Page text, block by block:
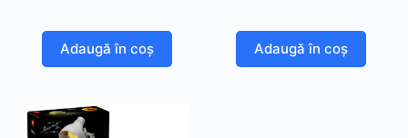
Adaugă în coș Adaugă în coș